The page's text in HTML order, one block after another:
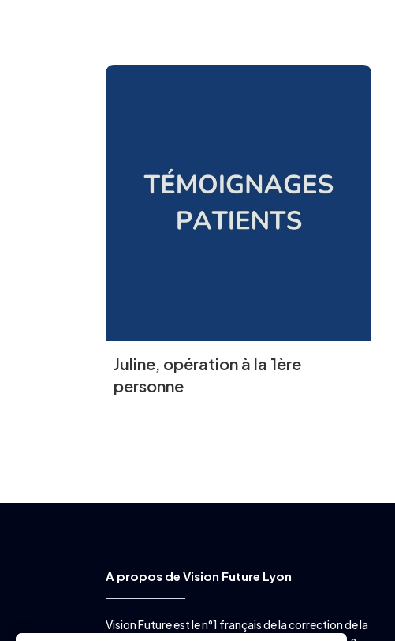
Juline, opération à la 1ère
personne
A propos de Vision Future Lyon
Vision Future est le n°1 français de la correction de la